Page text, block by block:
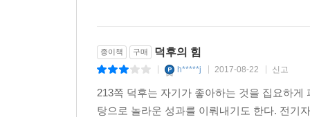
종이책 구매 덕후의 힘
h*****j 2017-08-22 신고
213쪽 덕후는 자기가 좋아하는 것을 집요하
탕으로 놀라운 성과를 이뤄내기도 한다. 전기